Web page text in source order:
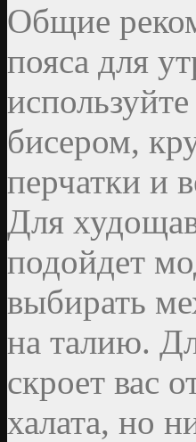
Общие
пояса для
бисером,
перчатки и
Для
подойдет
выбирать
на талию.
скроет вас
халата, но